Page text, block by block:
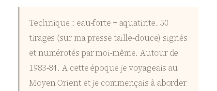
Technique : eau-forte + aquatinte. 50
tirages (sur ma presse taille-douce) signés
et numérotés par moi-même. Autour de
1983-84. A cette époque je voyageais au
Moyen Orient et je commençais à aborder